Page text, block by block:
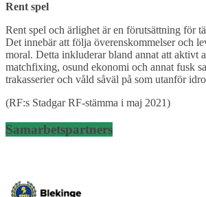
Rent spel
Rent spel och ärlighet är en förutsättning för
Det innebär att följa överenskommelser och
moral. Detta inkluderar bland annat att aktivt
matchfixing, osund ekonomi och annat fusk
trakasserier och våld såväl på som utanför
(RF:s Stadgar RF-stämma i maj 2021)
Samarbetspartners